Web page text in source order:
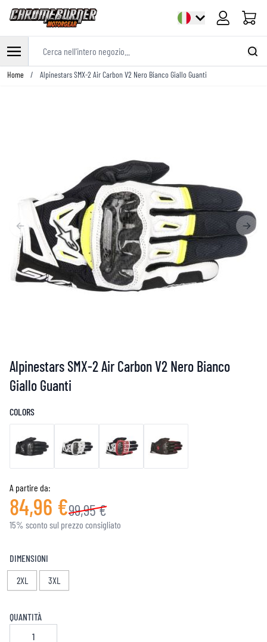
Cart
Salta al contenuto
Home / Alpinestars SMX-2 Air Carbon V2 Nero Bianco Giallo Guanti
Alpinestars SMX-2 Air Carbon V2 Nero Bianco
Giallo Guanti
COLORS
A partire da:
84,96 €99,95 €
15% sconto sul prezzo consigliato
DIMENSIONI
2XL
3XL
QUANTITÀ